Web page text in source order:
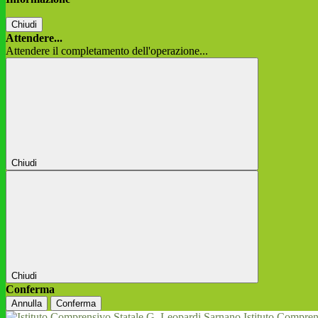
Chiudi
Attendere...
Attendere il completamento dell'operazione...
Chiudi
Chiudi
Conferma
Annulla Conferma